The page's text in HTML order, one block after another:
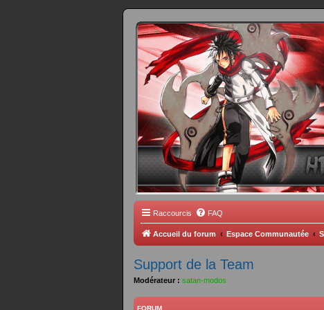
FORUM
Scantrad Ares, B
Raccourcis FAQ
Accueil du forum Espace Communautée
Support de la Team
Modérateur : satan-modos
FORUM